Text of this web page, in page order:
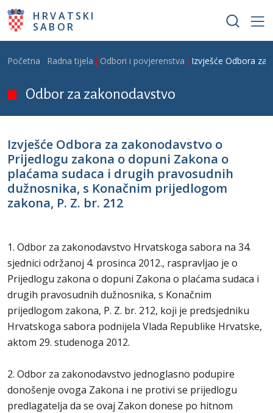
Skoči na glavni sadržaj
HRVATSKI
SABOR
Breadcrumb
Početna Radna tijela Odbori i povjerenstva Izvješće Odbora za
Odbor za zakonodavstvo
Izvješće Odbora za zakonodavstvo o
Prijedlogu zakona o dopuni Zakona o
plaćama sudaca i drugih pravosudnih
dužnosnika, s Konačnim prijedlogom
zakona, P. Z. br. 212
1. Odbor za zakonodavstvo Hrvatskoga sabora na 34.
sjednici održanoj 4. prosinca 2012., raspravljao je o
Prijedlogu zakona o dopuni Zakona o plaćama sudaca i
drugih pravosudnih dužnosnika, s Konačnim
prijedlogom zakona, P. Z. br. 212, koji je predsjedniku
Hrvatskoga sabora podnijela Vlada Republike Hrvatske,
aktom 29. studenoga 2012.
2. Odbor za zakonodavstvo jednoglasno podupire
donošenje ovoga Zakona i ne protivi se prijedlogu
predlagatelja da se ovaj Zakon donese po hitnom